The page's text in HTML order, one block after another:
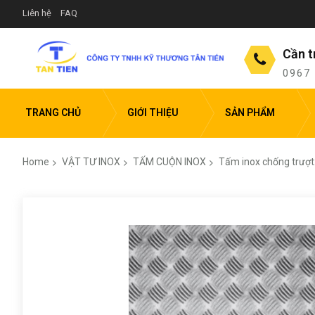
Liên hệ FAQ
Cần
0967
TRANG CHỦ GIỚI THIỆU SẢN PHẨM
Home VẬT TƯ INOX TẤM CUỘN INOX Tấm inox chống